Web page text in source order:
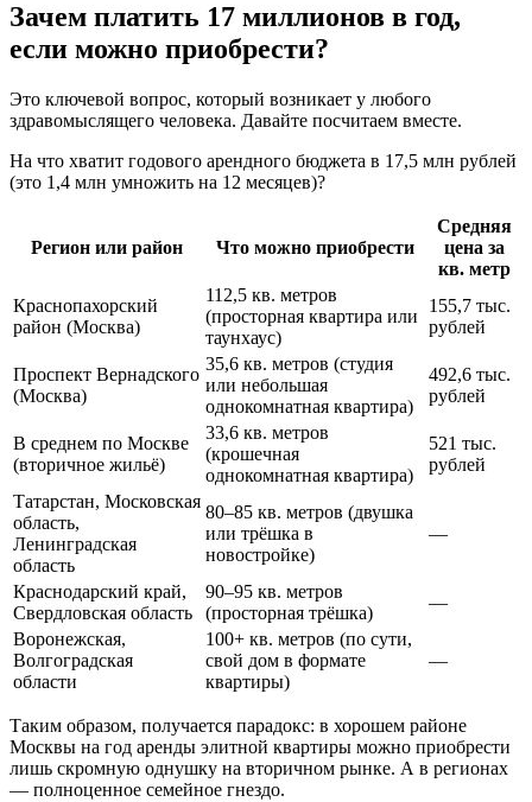
Зачем платить 17 миллионов в год,
если можно приобрести?
Это ключевой вопрос, который возникает у любого
здравомыслящего человека. Давайте посчитаем вместе.
На что хватит годового арендного бюджета в 17,5 млн рублей
(это 1,4 млн умножить на 12 месяцев)?
Регион или район Что можно приобрести
Средняя
цена за
кв. метр
Краснопахорский
район (Москва)
112,5 кв. метров
(просторная квартира или
таунхаус)
155,7 тыс.
рублей
Проспект Вернадского
(Москва)
35,6 кв. метров (студия
или небольшая
однокомнатная квартира)
492,6 тыс.
рублей
В среднем по Москве
(вторичное жильё)
33,6 кв. метров
(крошечная
однокомнатная квартира)
521 тыс.
рублей
Татарстан, Московская
область,
Ленинградская
область
80–85 кв. метров (двушка
или трёшка в
новостройке)
—
Краснодарский край,
Свердловская область
90–95 кв. метров
(просторная трёшка)
—
Воронежская,
Волгоградская
области
100+ кв. метров (по сути,
свой дом в формате
квартиры)
—
Таким образом, получается парадокс: в хорошем районе
Москвы на год аренды элитной квартиры можно приобрести
лишь скромную однушку на вторичном рынке. А в регионах
— полноценное семейное гнездо.